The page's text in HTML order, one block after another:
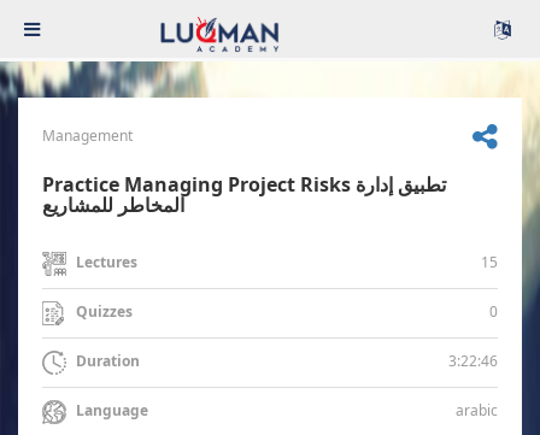
Management
Practice Managing Project Risks تطبيق إدارة
المخاطر للمشاريع
Lectures 15
Quizzes 0
Duration 3:22:46
Language arabic